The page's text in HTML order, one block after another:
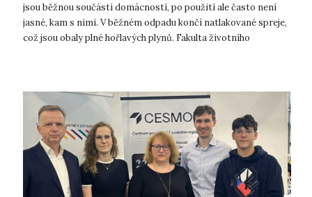
jsou běžnou součástí domácností, po použití ale často není
jasné, kam s nimi. V běžném odpadu končí natlakované spreje,
což jsou obaly plné hořlavých plynů. Fakulta životního